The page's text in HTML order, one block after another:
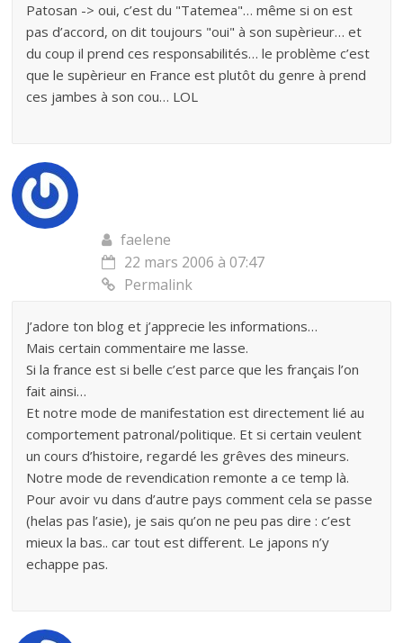
Patosan -> oui, c’est du "Tatemea"… même si on est
pas d’accord, on dit toujours "oui" à son supèrieur… et
du coup il prend ces responsabilités… le problème c’est
que le supèrieur en France est plutôt du genre à prend
ces jambes à son cou… LOL
faelene
22 mars 2006 à 07:47
Permalink
J’adore ton blog et j’apprecie les informations…
Mais certain commentaire me lasse.
Si la france est si belle c’est parce que les français l’on
fait ainsi…
Et notre mode de manifestation est directement lié au
comportement patronal/politique. Et si certain veulent
un cours d’histoire, regardé les grêves des mineurs.
Notre mode de revendication remonte a ce temp là.
Pour avoir vu dans d’autre pays comment cela se passe
(helas pas l’asie), je sais qu’on ne peu pas dire : c’est
mieux la bas.. car tout est different. Le japons n’y
echappe pas.